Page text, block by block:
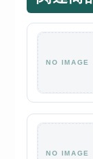
NO IMAGE
NO IMAGE